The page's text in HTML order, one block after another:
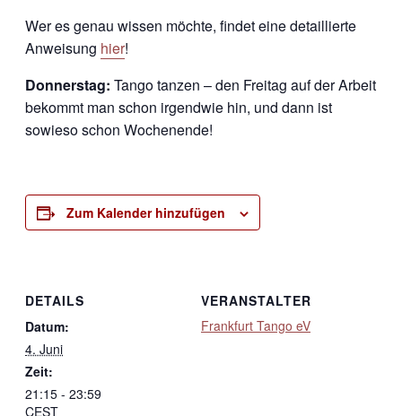
Wer es genau wissen möchte, findet eine detaillierte
Anweisung hier!
Donnerstag: Tango tanzen – den Freitag auf der Arbeit
bekommt man schon irgendwie hin, und dann ist
sowieso schon Wochenende!
Zum Kalender hinzufügen
DETAILS
Datum:
4. Juni
Zeit:
21:15 - 23:59
CEST
VERANSTALTER
Frankfurt Tango eV